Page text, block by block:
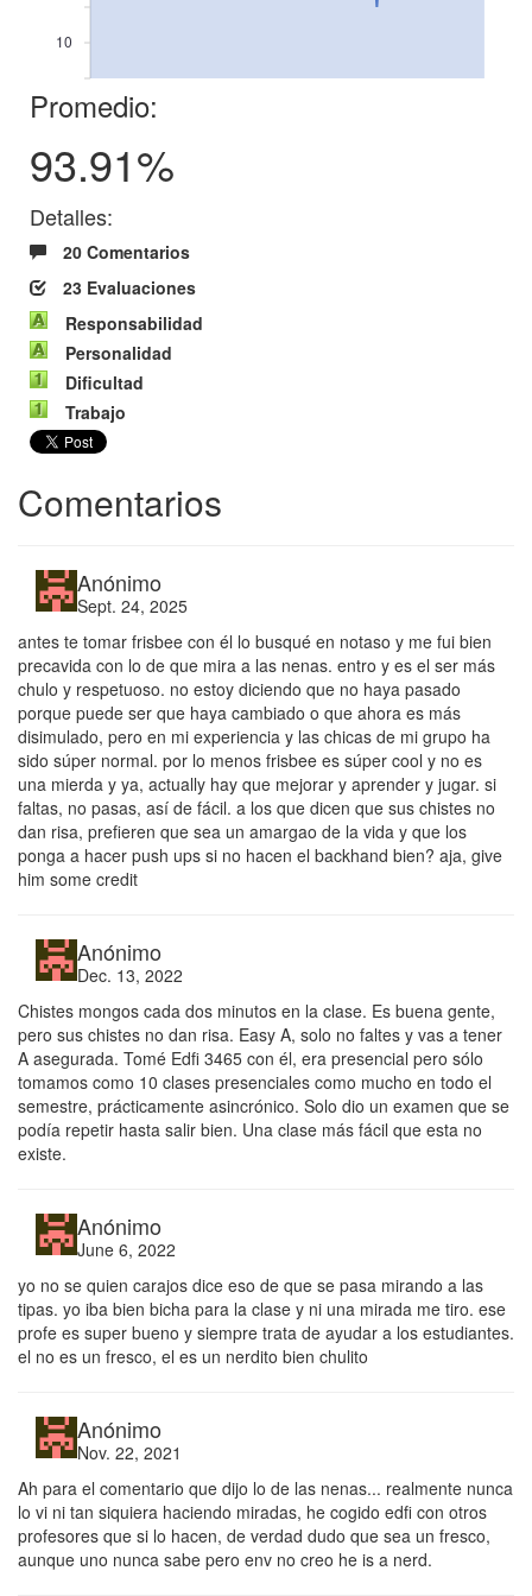
10
Promedio:
93.91%
Detalles:
20 Comentarios
23 Evaluaciones
Responsabilidad
Personalidad
Dificultad
Trabajo
Comentarios
Anónimo
Sept. 24, 2025
antes te tomar frisbee con él lo busqué en notaso y me fui bien
precavida con lo de que mira a las nenas. entro y es el ser más
chulo y respetuoso. no estoy diciendo que no haya pasado
porque puede ser que haya cambiado o que ahora es más
disimulado, pero en mi experiencia y las chicas de mi grupo ha
sido súper normal. por lo menos frisbee es súper cool y no es
una mierda y ya, actually hay que mejorar y aprender y jugar. si
faltas, no pasas, así de fácil. a los que dicen que sus chistes no
dan risa, prefieren que sea un amargao de la vida y que los
ponga a hacer push ups si no hacen el backhand bien? aja, give
him some credit
Anónimo
Dec. 13, 2022
Chistes mongos cada dos minutos en la clase. Es buena gente,
pero sus chistes no dan risa. Easy A, solo no faltes y vas a tener
A asegurada. Tomé Edfi 3465 con él, era presencial pero sólo
tomamos como 10 clases presenciales como mucho en todo el
semestre, prácticamente asincrónico. Solo dio un examen que se
podía repetir hasta salir bien. Una clase más fácil que esta no
existe.
Anónimo
June 6, 2022
yo no se quien carajos dice eso de que se pasa mirando a las
tipas. yo iba bien bicha para la clase y ni una mirada me tiro. ese
profe es super bueno y siempre trata de ayudar a los estudiantes.
el no es un fresco, el es un nerdito bien chulito
Anónimo
Nov. 22, 2021
Ah para el comentario que dijo lo de las nenas... realmente nunca
lo vi ni tan siquiera haciendo miradas, he cogido edfi con otros
profesores que si lo hacen, de verdad dudo que sea un fresco,
aunque uno nunca sabe pero env no creo he is a nerd.